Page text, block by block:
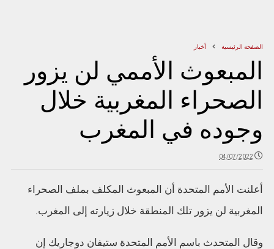
الصفحة الرئيسية أخبار
المبعوث الأممي لن يزور
الصحراء المغربية خلال
وجوده في المغرب
04/07/2022
أعلنت الأمم المتحدة أن المبعوث المكلف بملف الصحراء
المغربية لن يزور تلك المنطقة خلال زيارته إلى المغرب.
وقال المتحدث باسم الأمم المتحدة ستيفان دوجاريك إن